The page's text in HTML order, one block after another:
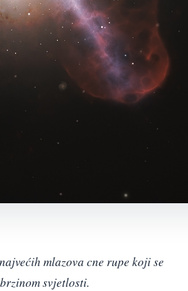
mlazova cne rupe koji se
svjetlosti.